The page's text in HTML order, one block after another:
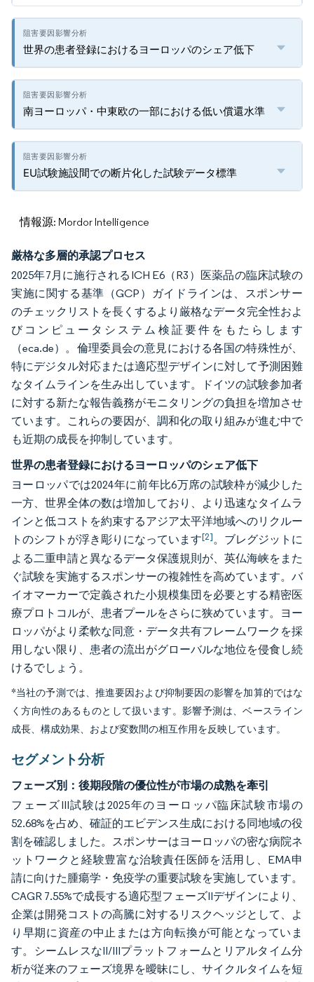
世界の患者登録におけるヨーロッパのシェア低下
南ヨーロッパ・中東欧の一部における低い償還水準
EU試験施設間での断片化した試験データ標準
情報源: Mordor Intelligence
厳格な多層的承認プロセス
2025年7月に施行されるICH E6（R3）医薬品の臨床試験の
実施に関する基準（GCP）ガイドラインは、スポンサー
のチェックリストを長くするより厳格なデータ完全性およ
びコンピュータシステム検証要件をもたらします
（eca.de）。倫理委員会の意見における各国の特殊性が、
特にデジタル対応または適応型デザインに対して予測困難
なタイムラインを生み出しています。ドイツの試験参加者
に対する新たな報告義務がモニタリングの負担を増加させ
ています。これらの要因が、調和化の取り組みが進む中で
も近期の成長を抑制しています。
世界の患者登録におけるヨーロッパのシェア低下
ヨーロッパでは2024年に前年比6万席の試験枠が減少した
一方、世界全体の数は増加しており、より迅速なタイムラ
インと低コストを約束するアジア太平洋地域へのリクルー
トのシフトが浮き彫りになっています[2]。ブレグジットに
よる二重申請と異なるデータ保護規則が、英仏海峡をまた
ぐ試験を実施するスポンサーの複雑性を高めています。バ
イオマーカーで定義された小規模集団を必要とする精密医
療プロトコルが、患者プールをさらに狭めています。ヨー
ロッパがより柔軟な同意・データ共有フレームワークを採
用しない限り、患者の流出がグローバルな地位を侵食し続
けるでしょう。
*当社の予測では、推進要因および抑制要因の影響を加算的ではな
く方向性のあるものとして扱います。影響予測は、ベースライン
成長、構成効果、および変数間の相互作用を反映しています。
セグメント分析
フェーズ別：後期段階の優位性が市場の成熟を牽引
フェーズIII試験は2025年のヨーロッパ臨床試験市場の
52.68%を占め、確証的エビデンス生成における同地域の役
割を確認しました。スポンサーはヨーロッパの密な病院ネ
ットワークと経験豊富な治験責任医師を活用し、EMA申
請に向けた腫瘍学・免疫学の重要試験を実施しています。
CAGR 7.55%で成長する適応型フェーズIIデザインにより、
企業は開発コストの高騰に対するリスクヘッジとして、よ
り早期に資産の中止または方向転換が可能となっていま
す。シームレスなII/IIIプラットフォームとリアルタイム分
析が従来のフェーズ境界を曖昧にし、サイクルタイムを短